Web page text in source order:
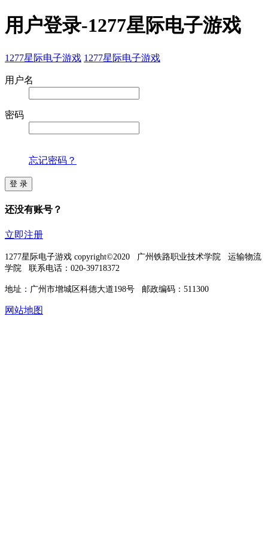
用户登录-1277星际电子游戏
1277星际电子游戏 1277星际电子游戏
用户名
密码
忘记密码？
登 录
还没有账号？
立即注册
1277星际电子游戏 copyright©2020 广州铁路职业技术学院 运输物流
学院 联系电话：020-39718372
地址：广州市增城区科德大道198号 邮政编码：511300
网站地图